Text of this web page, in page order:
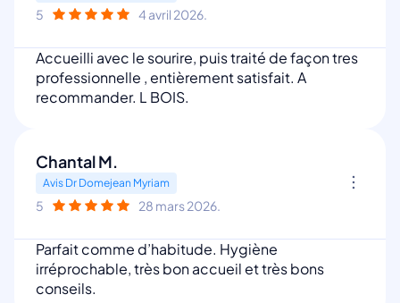
5 4 avril 2026.
Accueilli avec le sourire, puis traité de façon tres
professionnelle , entièrement satisfait. A
recommander. L BOIS.
Chantal M.
Avis Dr Domejean Myriam
5 28 mars 2026.
Parfait comme d’habitude. Hygiène
irréprochable, très bon accueil et très bons
conseils.